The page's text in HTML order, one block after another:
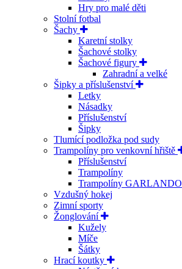
Hry pro malé děti
Stolní fotbal
Šachy
Karetní stolky
Šachové stolky
Šachové figury
Zahradní a velké
Šipky a příslušenství
Letky
Násadky
Příslušenství
Šipky
Tlumící podložka pod sudy
Trampolíny pro venkovní hřiště
Příslušenství
Trampolíny
Trampolíny GARLANDO
Vzdušný hokej
Zimní sporty
Žonglování
Kužely
Míče
Šátky
Hrací koutky